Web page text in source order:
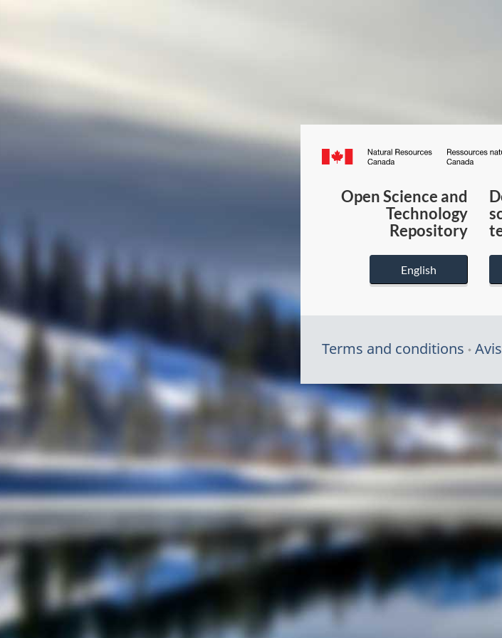
Canada.ca
Open Science and
Technology
Repository
English
Terms and conditions Avis